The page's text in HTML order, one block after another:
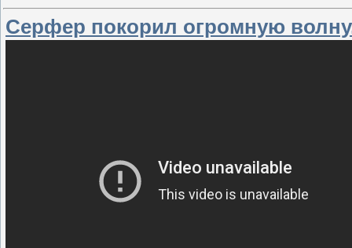
Серфер покорил огромную